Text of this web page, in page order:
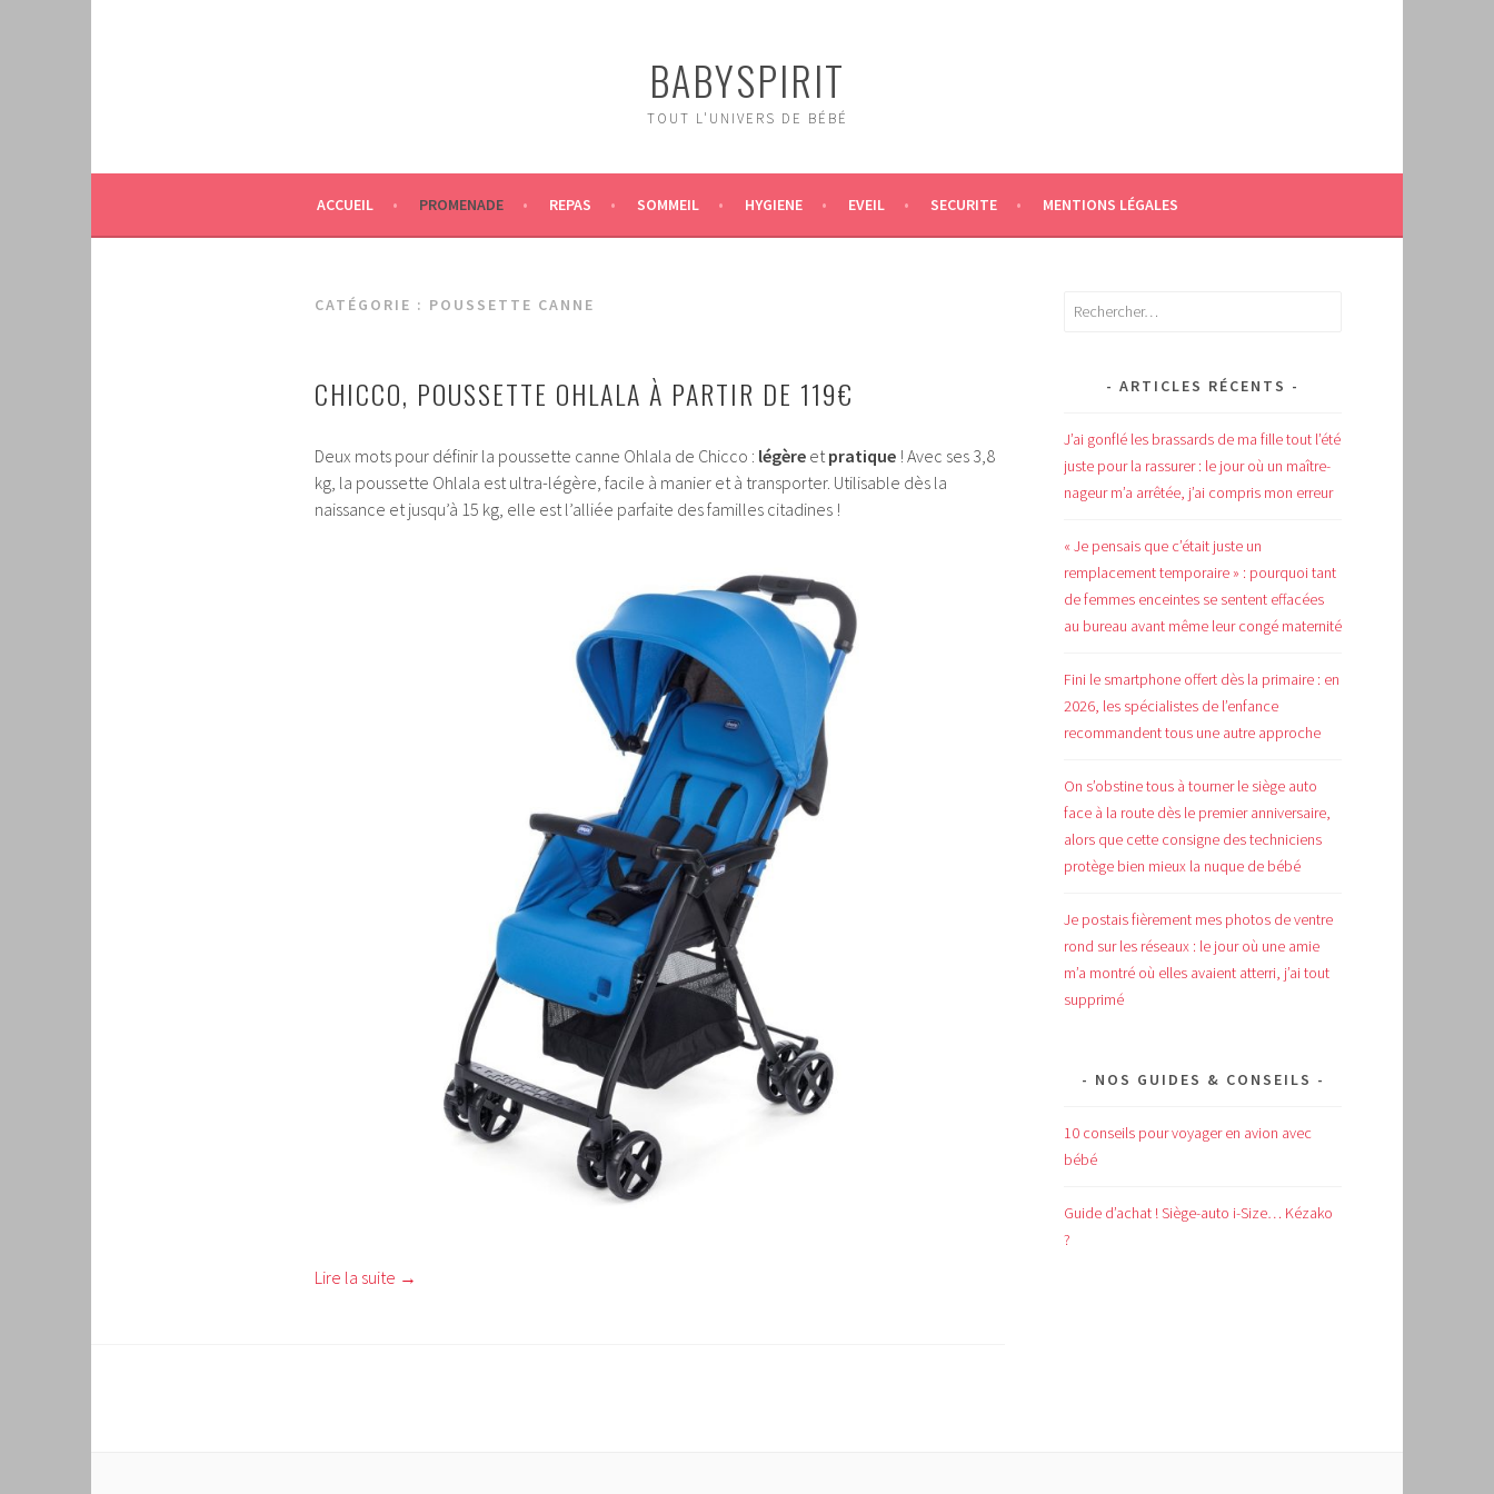
BABYSPIRIT
TOUT L'UNIVERS DE BÉBÉ
ACCUEIL PROMENADE REPAS SOMMEIL HYGIENE EVEIL SECURITE MENTIONS LÉGALES
CATÉGORIE : POUSSETTE CANNE
CHICCO, POUSSETTE OHLALA À PARTIR DE 119€
Deux mots pour définir la poussette canne Ohlala de Chicco : légère etpratique ! Avec ses 3,8
kg, la poussette Ohlala est ultra-légère, facile à manier et à transporter. Utilisable dès la
naissance et jusqu’à 15 kg, elle est l’alliée parfaite des familles citadines !
Lire la suite →
Rechercher :
ARTICLES RÉCENTS
J’ai gonflé les brassards de ma fille tout l’été
juste pour la rassurer : le jour où un maître-
nageur m’a arrêtée, j’ai compris mon erreur
« Je pensais que c’était juste un
remplacement temporaire » : pourquoi tant
de femmes enceintes se sentent effacées
au bureau avant même leur congé maternité
Fini le smartphone offert dès la primaire : en
2026, les spécialistes de l’enfance
recommandent tous une autre approche
On s’obstine tous à tourner le siège auto
face à la route dès le premier anniversaire,
alors que cette consigne des techniciens
protège bien mieux la nuque de bébé
Je postais fièrement mes photos de ventre
rond sur les réseaux : le jour où une amie
m’a montré où elles avaient atterri, j’ai tout
supprimé
NOS GUIDES & CONSEILS
10 conseils pour voyager en avion avec
bébé
Guide d’achat ! Siège-auto i-Size… Kézako
?